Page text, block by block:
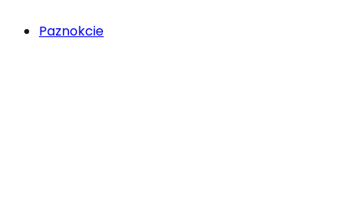
Paznokcie